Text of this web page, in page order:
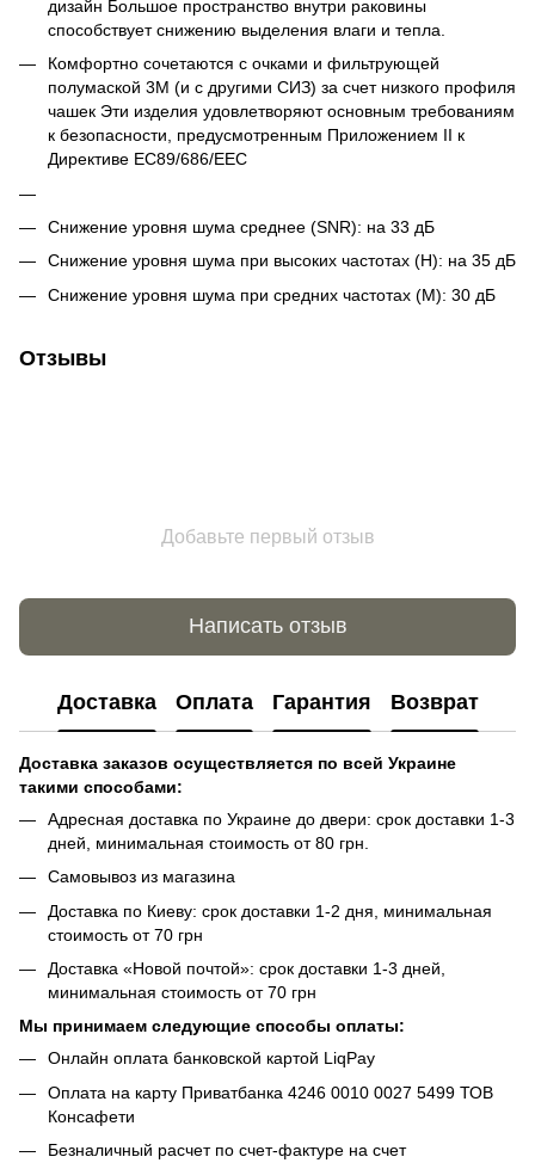
дизайн Большое пространство внутри раковины
способствует снижению выделения влаги и тепла.
Комфортно сочетаются с очками и фильтрующей
полумаской 3М (и с другими СИЗ) за счет низкого профиля
чашек Эти изделия удовлетворяют основным требованиям
к безопасности, предусмотренным Приложением II к
Директиве ЕС89/686/EEC
Снижение уровня шума среднее (SNR): на 33 дБ
Снижение уровня шума при высоких частотах (H): на 35 дБ
Снижение уровня шума при средних частотах (M): 30 дБ
Отзывы
Добавьте первый отзыв
Написать отзыв
Доставка Оплата Гарантия Возврат
Доставка заказов осуществляется по всей Украине
такими способами:
Адресная доставка по Украине до двери: срок доставки 1-3
дней, минимальная стоимость от 80 грн.
Самовывоз из магазина
Доставка по Киеву: срок доставки 1-2 дня, минимальная
стоимость от 70 грн
Доставка «Новой почтой»: срок доставки 1-3 дней,
минимальная стоимость от 70 грн
Мы принимаем следующие способы оплаты:
Онлайн оплата банковской картой LiqPay
Оплата на карту Приватбанка 4246 0010 0027 5499 ТОВ
Консафети
Безналичный расчет по счет-фактуре на счет